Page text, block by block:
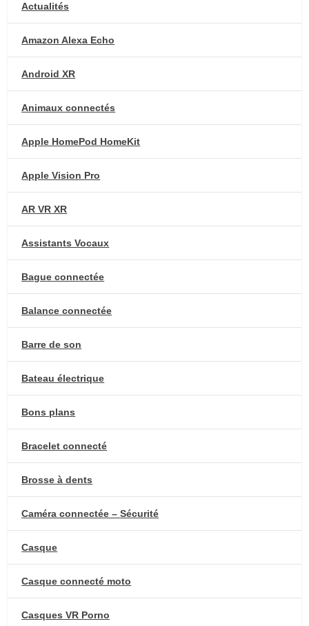
Actualités
Amazon Alexa Echo
Android XR
Animaux connectés
Apple HomePod HomeKit
Apple Vision Pro
AR VR XR
Assistants Vocaux
Bague connectée
Balance connectée
Barre de son
Bateau électrique
Bons plans
Bracelet connecté
Brosse à dents
Caméra connectée – Sécurité
Casque
Casque connecté moto
Casques VR Porno